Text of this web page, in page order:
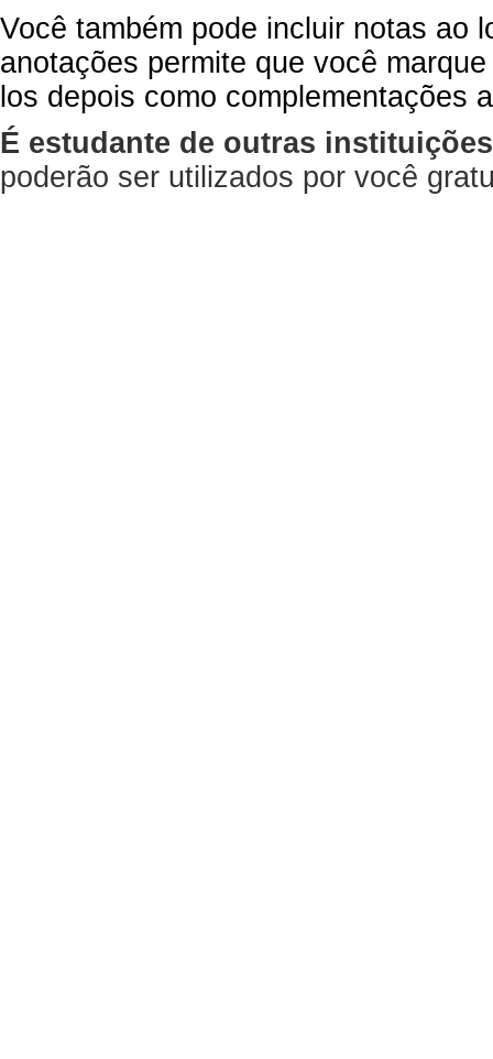
Você também pode incluir notas ao
anotações permite que você
los depois como complementações
É estudante de outras
poderão ser utilizados por você